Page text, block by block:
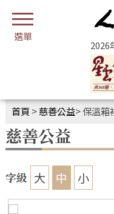
2026
首頁 >慈善公益>保溫箱
慈善公益
字級 大 中 小